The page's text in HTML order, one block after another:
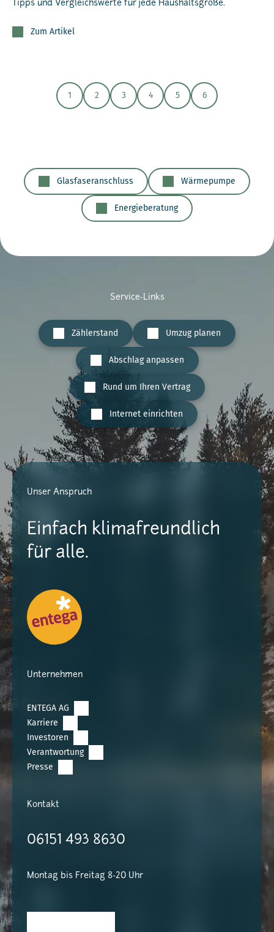
Tipps und Vergleichswerte für jede Haushaltsgröße.
Zum Artikel
1 2 3 4 5 6
Glasfaseranschluss Wärmepumpe
Energieberatung
Service-Links
Zählerstand Umzug planen
Abschlag anpassen
Rund um Ihren Vertrag
Internet einrichten
Unser Anspruch
Einfach klimafreundlich
für alle.
Unternehmen
ENTEGA AG
Karriere
Investoren
Verantwortung
Presse
Kontakt
06151 493 8630
Montag bis Freitag 8-20 Uhr